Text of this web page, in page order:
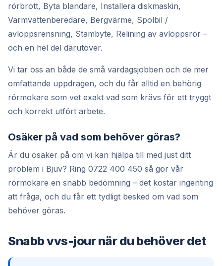
rörbrott, Byta blandare, Installera diskmaskin,
Varmvattenberedare, Bergvärme, Spolbil /
avloppsrensning, Stambyte, Relining av avloppsrör –
och en hel del därutöver.
Vi tar oss an både de små vardagsjobben och de mer
omfattande uppdragen, och du får alltid en behörig
rörmokare som vet exakt vad som krävs för ett tryggt
och korrekt utfört arbete.
Osäker på vad som behöver göras?
Är du osäker på om vi kan hjälpa till med just ditt
problem i Bjuv? Ring 0722 400 450 så gör vår
rörmokare en snabb bedömning – det kostar ingenting
att fråga, och du får ett tydligt besked om vad som
behöver göras.
Snabb vvs-jour när du behöver det